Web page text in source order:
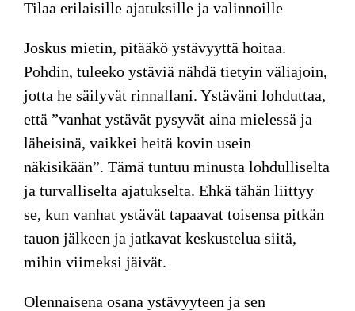
Tilaa erilaisille ajatuksille ja valinnoille
Joskus mietin, pitääkö ystävyyttä hoitaa.
Pohdin, tuleeko ystäviä nähdä tietyin väliajoin,
jotta he säilyvät rinnallani. Ystäväni lohduttaa,
että ”vanhat ystävät pysyvät aina mielessä ja
läheisinä, vaikkei heitä kovin usein
näkisikään”. Tämä tuntuu minusta lohdulliselta
ja turvalliselta ajatukselta. Ehkä tähän liittyy
se, kun vanhat ystävät tapaavat toisensa pitkän
tauon jälkeen ja jatkavat keskustelua siitä,
mihin viimeksi jäivät.
Olennaisena osana ystävyyteen ja sen